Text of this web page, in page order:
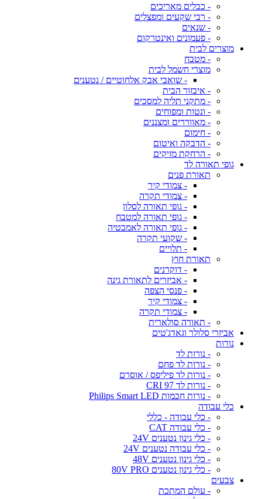
- כבלים מאריכים
- רבי שקעים ומפצלים
- שנאים
- פעמונים ואינטרקום
מוצרים לבית
- מטבח
מוצרי חשמל לבית
- שואבי אבק אלחוטיים / נטענים
- איבזור הבית
- מתקני תליה למסכים
- ונטות ומפוחים
- מאווררים ומצננים
- חימום
- הדבקה ואיטום
- הרחקת מזיקים
גופי תאורה לד
תאורת פנים
- צמודי קיר
- צמודי תקרה
- גופי תאורה לסלון
- גופי תאורה למטבח
- גופי תאורה לאמבטיה
- שקועי תקרה
- תלויים
תאורת חוץ
- דוקרנים
- אביזרים לתאורת גינה
- פנסי הצפה
- צמודי קיר
- צמודי תקרה
- תאורה סולארית
אביזרי סלולר וגאדג'טים
נורות
- נורות לד
- נורות לד פחם
- נורות לד פיליפס / אוסרם
- נורות לד CRI 97
- נורות חכמות Philips Smart LED
כלי עבודה
- כלי עבודה - כללי
- כלי עבודה CAT
- כלי גינון נטענים 24V
- כלי עבודה נטענים 24V
- כלי גינון נטענים 48V
- כלי גינון נטענים 80V PRO
צבעים
- עולם המתכת